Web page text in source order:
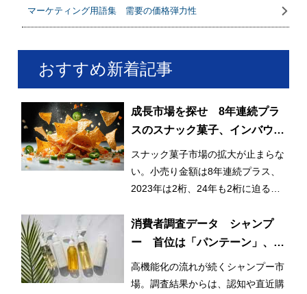
マーケティング用語集 需要の価格弾力性
おすすめ新着記事
成長市場を探せ 8年連続プラ
スのスナック菓子、インバウン
ドも貢献
スナック菓子市場の拡大が止まらな
い。小売り金額は8年連続プラス、
2023年は2桁、24年も2桁に迫る成
消費者調査データ シャンプ
ー 首位は「パンテーン」、迫
る「ラックス」、再購入意向に
は高機能ブランド並ぶ
高機能化の流れが続くシャンプー市
場。調査結果からは、認知や直近購